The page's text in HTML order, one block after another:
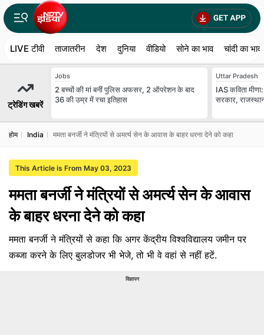
LIVE टीवी ताजातरीन देश दुनिया वीडियो सोने का भाव चांदी का भाव
ट्रेडिंग खबरें
Jobs
2 बच्चों की मां बनीं पुल‍िस अफसर, 2 ऑपरेशन के बाद
36 की उम्र में रचा इतिहास
Uttar Pradesh
IAS कविता
सरकार, राजस्थान
होम India ममता बनर्जी ने मंत्रियों से अमर्त्य सेन के आवास के बाहर धरना देने को कहा
This Article is From May 03, 2023
ममता बनर्जी ने मंत्रियों से अमर्त्य सेन के आवास
के बाहर धरना देने को कहा
ममता बनर्जी ने मंत्रियों से कहा कि अगर केंद्रीय विश्वविद्यालय जमीन पर
कब्जा करने के लिए बुलडोजर भी भेजे, तो भी वे वहां से नहीं हटें.
विज्ञापन